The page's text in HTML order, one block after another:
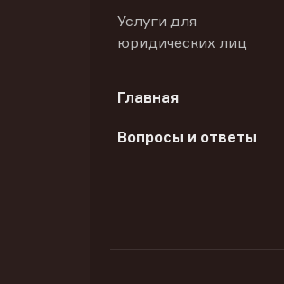
Услуги для
юридических лиц
Главная
Вопросы и ответы